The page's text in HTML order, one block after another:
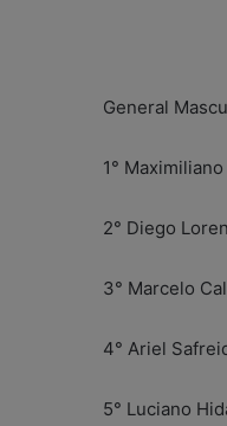
General
1°
2° Diego
3° Marcelo
4° Ariel
5° Luciano